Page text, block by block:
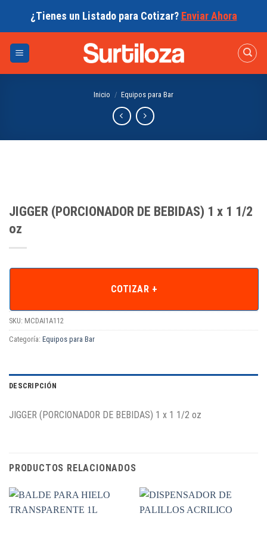
¿Tienes un Listado para Cotizar? Enviar Ahora
Inicio / Equipos para Bar
JIGGER (PORCIONADOR DE BEBIDAS) 1 x 1 1/2
oz
COTIZAR +
SKU: MCDAI1A112
Categoría: Equipos para Bar
DESCRIPCIÓN
JIGGER (PORCIONADOR DE BEBIDAS) 1 x 1 1/2 oz
PRODUCTOS RELACIONADOS